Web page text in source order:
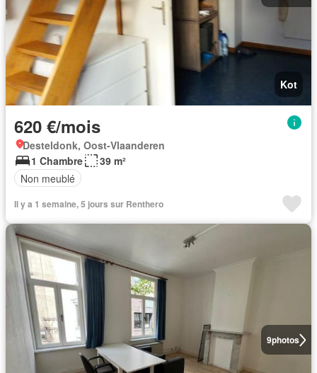
Kot
620 €/mois
Desteldonk, Oost-Vlaanderen
1 Chambre
39 m²
Non meublé
Il y a 1 semaine, 5 jours sur Renthero
9photos